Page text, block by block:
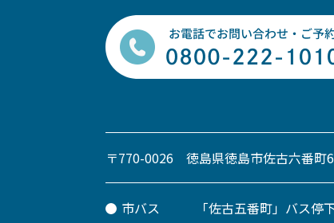
〒770-0026 徳島県徳島市佐古六番町
市バス
「佐古五番町」バス